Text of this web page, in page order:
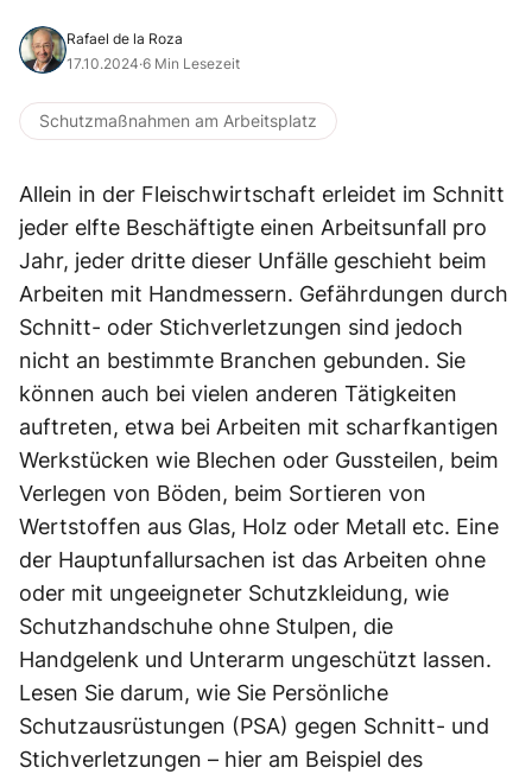
Rafael de la Roza
17.10.2024·6 Min Lesezeit
Schutzmaßnahmen am Arbeitsplatz
Allein in der Fleischwirtschaft erleidet im Schnitt
jeder elfte Beschäftigte einen Arbeitsunfall pro
Jahr, jeder dritte dieser Unfälle geschieht beim
Arbeiten mit Handmessern. Gefährdungen durch
Schnitt- oder Stichverletzungen sind jedoch
nicht an bestimmte Branchen gebunden. Sie
können auch bei vielen anderen Tätigkeiten
auftreten, etwa bei Arbeiten mit scharfkantigen
Werkstücken wie Blechen oder Gussteilen, beim
Verlegen von Böden, beim Sortieren von
Wertstoffen aus Glas, Holz oder Metall etc. Eine
der Hauptunfallursachen ist das Arbeiten ohne
oder mit ungeeigneter Schutzkleidung, wie
Schutzhandschuhe ohne Stulpen, die
Handgelenk und Unterarm ungeschützt lassen.
Lesen Sie darum, wie Sie Persönliche
Schutzausrüstungen (PSA) gegen Schnitt- und
Stichverletzungen – hier am Beispiel des